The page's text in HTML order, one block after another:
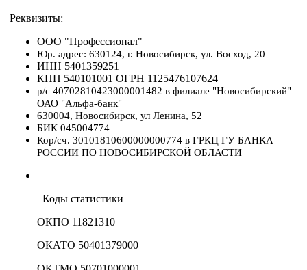
Реквизиты:
ООО "Профессионал"
Юр. адрес: 630124, г. Новосибирск, ул. Восход, 20
ИНН 5401359251
КПП 540101001 ОГРН 1125476107624
р/с 40702810423000001482 в филиале "Новосибирский"
ОАО "Альфа-банк"
630004, Новосибирск, ул Ленина, 52
БИК 045004774
Кор/сч. 30101810600000000774 в ГРКЦ ГУ БАНКА
РОССИИ ПО НОВОСИБИРСКОЙ ОБЛАСТИ
Коды статистики
ОКПО 11821310
ОКАТО 50401379000